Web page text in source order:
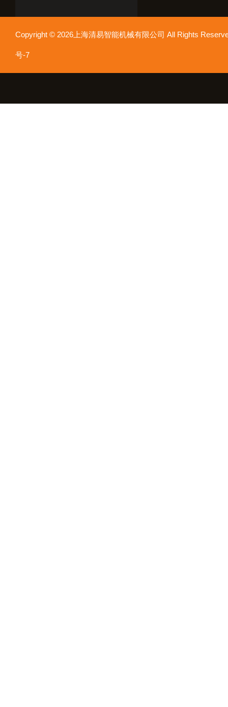
Copyright © 2026上海清易智能机械有限公司 All Rights
号-7